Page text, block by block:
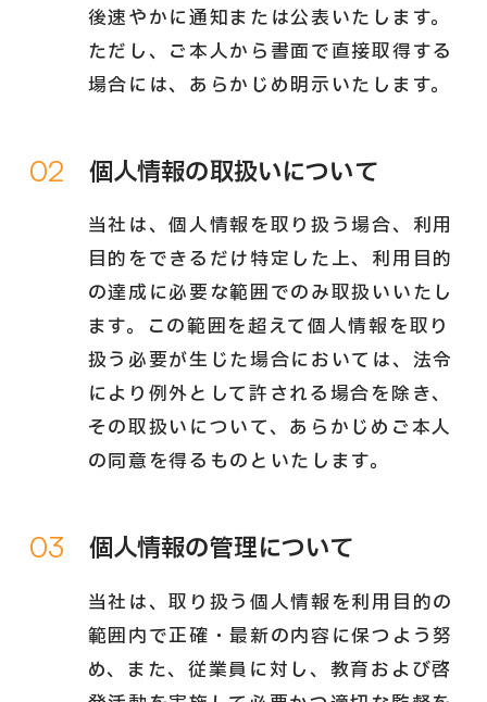
後速やかに通知または公表いたします。
ただし、ご本人から書面で直接取得する
場合には、あらかじめ明示いたします。
02 個人情報の取扱いについて
当社は、個人情報を取り扱う場合、利用
目的をできるだけ特定した上、利用目的
の達成に必要な範囲でのみ取扱いいたし
ます。この範囲を超えて個人情報を取り
扱う必要が生じた場合においては、法令
により例外として許される場合を除き、
その取扱いについて、あらかじめご本人
の同意を得るものといたします。
03 個人情報の管理について
当社は、取り扱う個人情報を利用目的の
範囲内で正確・最新の内容に保つよう努
め、また、従業員に対し、教育および啓